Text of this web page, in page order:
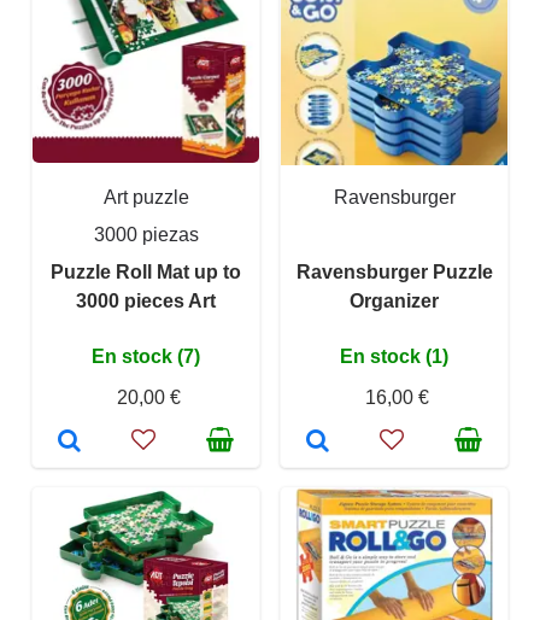
Art puzzle
3000 piezas
Puzzle Roll Mat up to
3000 pieces Art
En stock (7)
20,00 €
Ravensburger
Ravensburger Puzzle
Organizer
En stock (1)
16,00 €